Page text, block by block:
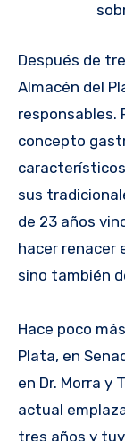
Después de tres años volvió a abrir sus puertas el
Almacén del
responsables.
concepto
sus
de 23 años
hacer renacer
sino también
Hace poco
Plata, en
en Dr. Morra y
actual
tres años y